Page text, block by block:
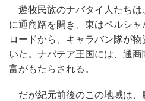
遊牧民族のナバタイ人たちは
に通商路を開き、東はペルシ
ロードから、キャラバン隊が
いた。ナバテア王国には、通
富がもたらされる。
だが紀元前後のこの地域は、